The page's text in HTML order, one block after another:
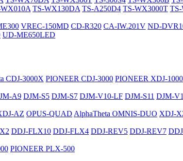
TS-WX130DA TS-A250D4 TS-WX3000T
VREC-150MD CD-R320 CA-IW.201V ND-
UD-ME650LED
CDJ-3000X PIONEER CDJ-3000 PIONEER XDJ-
A9 DJM-S5 DJM-S7 DJM-V10-LF DJM-S11 DJM-
AZ OPUS-QUAD AlphaTheta OMNIS-DUO XDJ-
DDJ-FLX10 DDJ-FLX4 DDJ-REV5 DDJ-REV7
PIONEER PLX-500